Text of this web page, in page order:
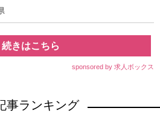
続きはこちら
sponsored by 求人ボックス
事ランキング